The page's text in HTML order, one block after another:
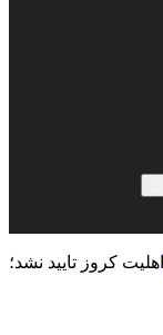
اهلیت کروز تایید نشد؛